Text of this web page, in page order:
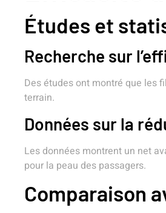
Études et
Recherche sur
Des études ont montré que les
terrain.
Données sur la
Les données montrent un net
pour la peau des passagers.
Comparaison